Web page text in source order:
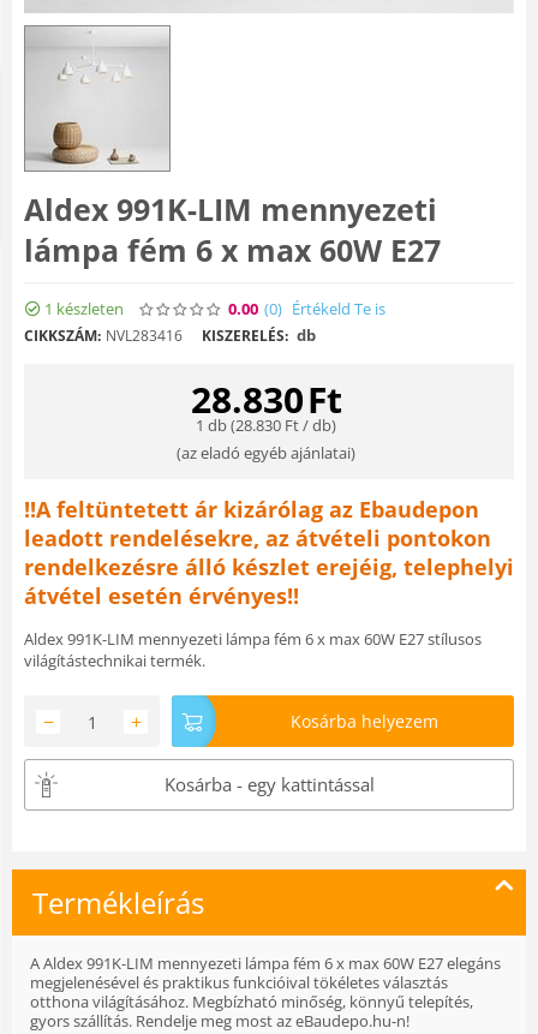
Aldex 991K-LIM mennyezeti
lámpa fém 6 x max 60W E27
1 készleten 0.00 (0) Értékeld Te is
CIKKSZÁM: NVL283416 KISZERELÉS: db
28.830Ft
1 db (28.830 Ft/ db)
(az eladó egyéb ajánlatai)
!!A feltüntetett ár kizárólag az Ebaudepon
leadott rendelésekre, az átvételi pontokon
rendelkezésre álló készlet erejéig, telephelyi
átvétel esetén érvényes!!
Aldex 991K-LIM mennyezeti lámpa fém 6 x max 60W E27 stílusos
világítástechnikai termék.
+
− Kosárba helyezem
Kosárba - egy kattintással
Termékleírás
A Aldex 991K-LIM mennyezeti lámpa fém 6 x max 60W E27 elegáns
megjelenésével és praktikus funkcióival tökéletes választás
otthona világításához. Megbízható minőség, könnyű telepítés,
gyors szállítás. Rendelje meg most az eBaudepo.hu-n!